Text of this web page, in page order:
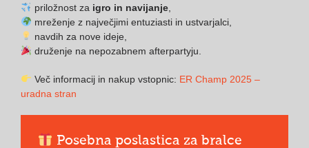
priložnost za igro in navijanje,
mreženje z največjimi entuziasti in ustvarjalci,
navdih za nove ideje,
druženje na nepozabnem afterpartyju.
Več informacij in nakup vstopnic: ER Champ 2025 –
uradna stran
Posebna poslastica za bralce